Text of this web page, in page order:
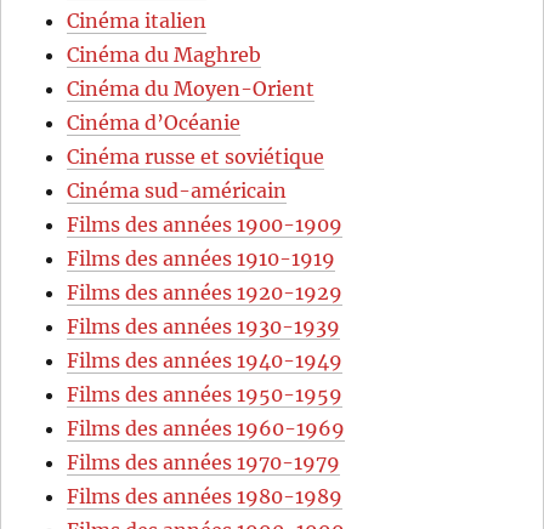
Cinéma italien
Cinéma du Maghreb
Cinéma du Moyen-Orient
Cinéma d’Océanie
Cinéma russe et soviétique
Cinéma sud-américain
Films des années 1900-1909
Films des années 1910-1919
Films des années 1920-1929
Films des années 1930-1939
Films des années 1940-1949
Films des années 1950-1959
Films des années 1960-1969
Films des années 1970-1979
Films des années 1980-1989